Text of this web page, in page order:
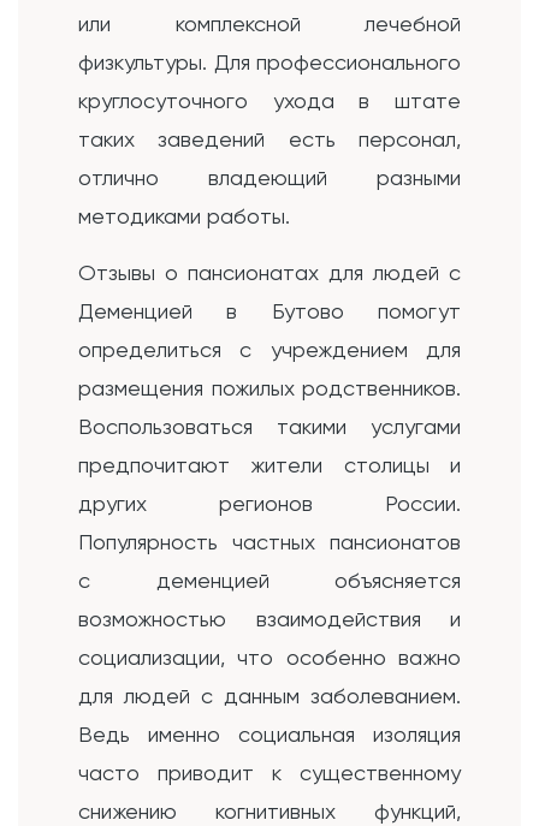
или комплексной лечебной
физкультуры. Для профессионального
круглосуточного ухода в штате
таких заведений есть персонал,
отлично владеющий разными
методиками работы.
Отзывы о пансионатах для людей с
Деменцией в Бутово помогут
определиться с учреждением для
размещения пожилых родственников.
Воспользоваться такими услугами
предпочитают жители столицы и
других регионов России.
Популярность частных пансионатов
с деменцией объясняется
возможностью взаимодействия и
социализации, что особенно важно
для людей с данным заболеванием.
Ведь именно социальная изоляция
часто приводит к существенному
снижению когнитивных функций,